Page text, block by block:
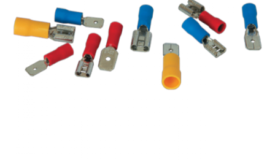
Sisteme Fotovoltaice Complete cu
Montaj
Busbar Șine Conexiuni
Cabluri și accesorii
Accesorii